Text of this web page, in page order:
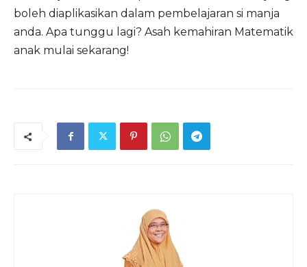
boleh diaplikasikan dalam pembelajaran si manja
anda. Apa tunggu lagi? Asah kemahiran Matematik
anak mulai sekarang!